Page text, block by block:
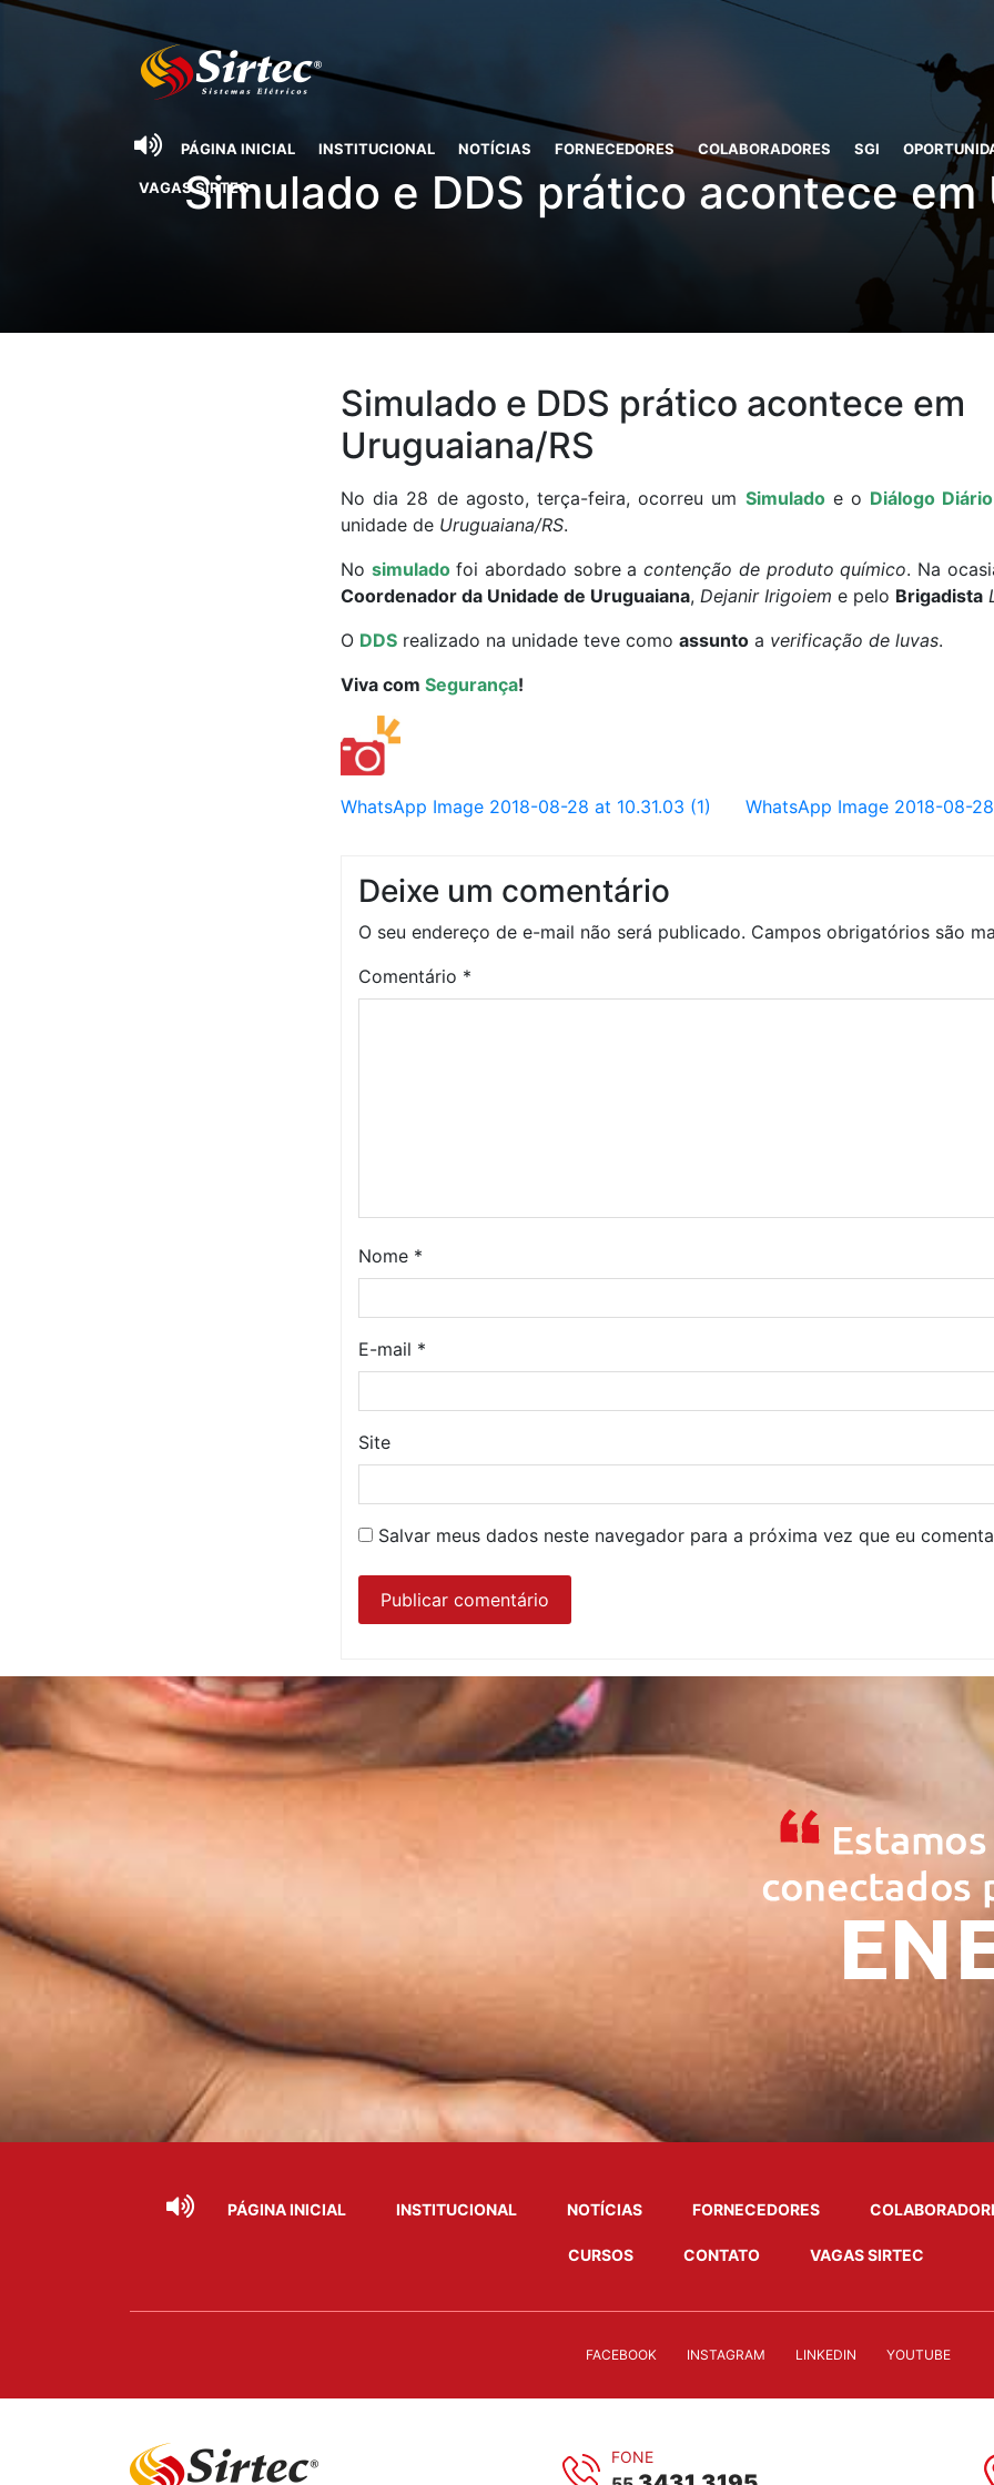
PÁGINA INICIAL INSTITUCIONAL NOTÍCIAS FORNECEDORES COLABORADORES SGI
VAGAS SIRTEC
Simulado e DDS prático acontece em
Simulado e DDS prático acontece em
Uruguaiana/RS
No dia 28 de agosto, terça-feira, ocorreu um Simuladoe o Diálogo
unidade de Uruguaiana/RS.
No simuladofoi abordado sobre a contenção de produto químico. Na
Coordenador da Unidade de Uruguaiana, Dejanir Irigoiem e pelo Brigadista
O DDS realizado na unidade teve como assunto a verificação de luvas.
Viva com Segurança!
WhatsApp Image 2018-08-28 at 10.31.03 (1) WhatsApp Image 2018-08-
Deixe um comentário
O seu endereço de e-mail não será publicado. Campos obrigatórios são
Comentário *
Nome *
E-mail *
Site
Salvar meus dados neste navegador para a próxima vez que eu
PÁGINA INICIAL INSTITUCIONAL NOTÍCIAS FORNECEDORES
CURSOS CONTATO VAGAS SIRTEC
FACEBOOK INSTAGRAM LINKEDIN YOUTUBE
FONE